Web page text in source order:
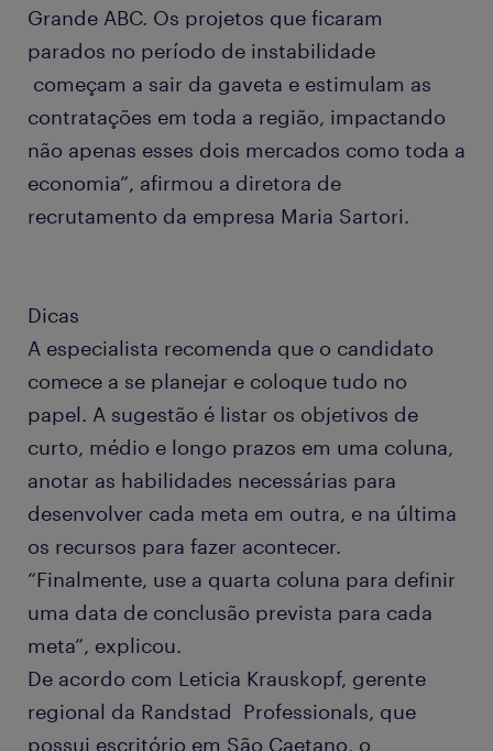
Grande ABC. Os projetos que ficaram
parados no período de instabilidade
começam a sair da gaveta e estimulam as
contratações em toda a região, impactando
não apenas esses dois mercados como toda a
economia”, afirmou a diretora de
recrutamento da empresa Maria Sartori.
Dicas
A especialista recomenda que o candidato
comece a se planejar e coloque tudo no
papel. A sugestão é listar os objetivos de
curto, médio e longo prazos em uma coluna,
anotar as habilidades necessárias para
desenvolver cada meta em outra, e na última
os recursos para fazer acontecer.
“Finalmente, use a quarta coluna para definir
uma data de conclusão prevista para cada
meta”, explicou.
De acordo com Leticia Krauskopf, gerente
regional da Randstad Professionals, que
possui escritório em São Caetano, o